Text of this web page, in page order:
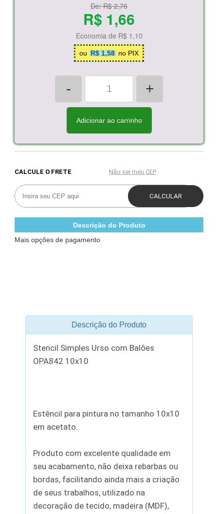
De:R$ 2,76
R$ 1,66
Economia de R$ 1,10
ou R$ 1,58 no PIX
- +
Adicionar ao carrinho
Descrição do Produto
Mais opções de pagamento
Descrição do Produto
Stencil Simples Urso com Balões
OPA842 10x10
Estêncil para pintura no tamanho 10x10
em acetato.
Produto com excelente qualidade em
seu acabamento, não deixa rebarbas ou
bordas, facilitando ainda mais a criação
de seus trabalhos, utilizado na
decoração de tecido, madeira (MDF),